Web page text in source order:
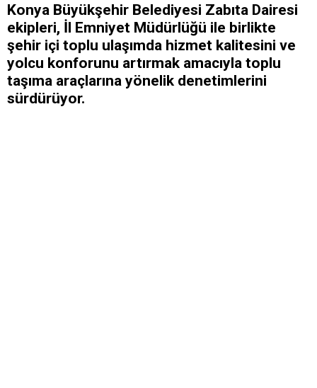
Konya Büyükşehir Belediyesi Zabıta Dairesi
ekipleri, İl Emniyet Müdürlüğü ile birlikte
şehir içi toplu ulaşımda hizmet kalitesini ve
yolcu konforunu artırmak amacıyla toplu
taşıma araçlarına yönelik denetimlerini
sürdürüyor.